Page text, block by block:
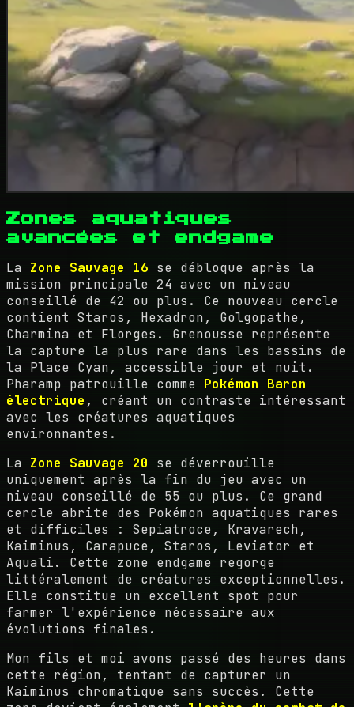
Zones aquatiques
avancées et endgame
La Zone Sauvage 16 se débloque après la
mission principale 24 avec un niveau
conseillé de 42 ou plus. Ce nouveau cercle
contient Staros, Hexadron, Golgopathe,
Charmina et Florges. Grenousse représente
la capture la plus rare dans les bassins de
la Place Cyan, accessible jour et nuit.
Pharamp patrouille comme Pokémon Baron
électrique , créant un contraste intéressant
avec les créatures aquatiques
environnantes.
La Zone Sauvage 20 se déverrouille
uniquement après la fin du jeu avec un
niveau conseillé de 55 ou plus. Ce grand
cercle abrite des Pokémon aquatiques rares
et difficiles : Sepiatroce, Kravarech,
Kaiminus, Carapuce, Staros, Leviator et
Aquali. Cette zone endgame regorge
littéralement de créatures exceptionnelles.
Elle constitue un excellent spot pour
farmer l'expérience nécessaire aux
évolutions finales.
Mon fils et moi avons passé des heures dans
cette région, tentant de capturer un
Kaiminus chromatique sans succès. Cette